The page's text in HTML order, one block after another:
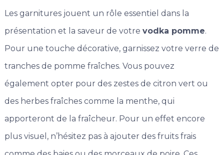
Les garnitures jouent un rôle essentiel dans la
présentation et la saveur de votre vodka pomme.
Pour une touche décorative, garnissez votre verre de
tranches de pomme fraîches. Vous pouvez
également opter pour des zestes de citron vert ou
des herbes fraîches comme la menthe, qui
apporteront de la fraîcheur. Pour un effet encore
plus visuel, n’hésitez pas à ajouter des fruits frais